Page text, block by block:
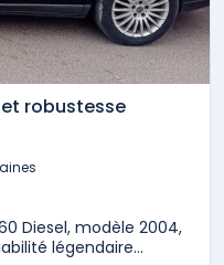
robustesse
Diesel, modèle 2004,
légendaire...